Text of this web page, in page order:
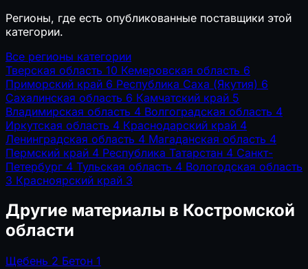
Регионы, где есть опубликованные поставщики этой
категории.
Все регионы категории
Тверская область 10 Кемеровская область 6
Приморский край 6 Республика Саха (Якутия) 6
Сахалинская область 6 Камчатский край 5
Владимирская область 4 Волгоградская область 4
Иркутская область 4 Краснодарский край 4
Ленинградская область 4 Магаданская область 4
Пермский край 4 Республика Татарстан 4 Санкт-
Петербург 4 Тульская область 4 Вологодская область
3 Красноярский край 3
Другие материалы в Костромской
области
Щебень 2 Бетон 1